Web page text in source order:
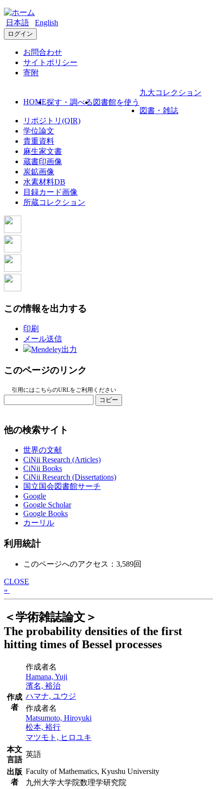
日本語 English
ログイン
お問合わせ
サイトポリシー
寄附
HOME探す・調べる 図書館を使う
九大コレクション
図書・雑誌
リポジトリ(QIR)
学位論文
貴重資料
麻生家文書
蔵書印画像
炭鉱画像
水素材料DB
目録カード画像
所蔵コレクション
この情報を出力する
印刷
メール送信
Mendeley出力
このページのリンク
引用にはこちらのURLをご利用ください
コピー
他の検索サイト
世界の文献
CiNii Research (Articles)
CiNii Books
CiNii Research (Dissertations)
国立国会図書館サーチ
Google
Google Scholar
Google Books
カーリル
利用統計
このページへのアクセス：3,589回
CLOSE
»
＜学術雑誌論文＞
The probability densities of the first
hitting times of Bessel processes
作成
者
作成者名
Hamana, Yuji
濱名, 裕治
ハマナ, ユウジ
作成者名
Matsumoto, Hiroyuki
松本, 裕行
マツモト, ヒロユキ
本文
言語
英語
出版
者
Faculty of Mathematics, Kyushu University
九州大学大学院数理学研究院